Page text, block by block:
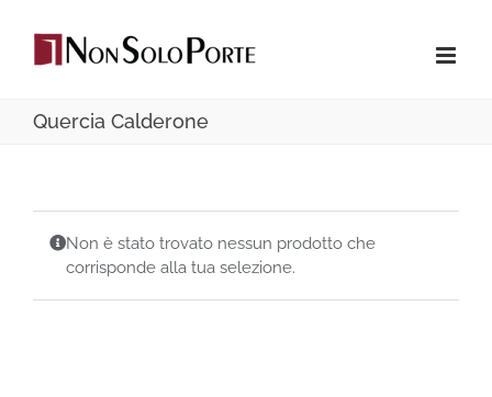
contenuto
Quercia Calderone
Non è stato trovato nessun prodotto che
corrisponde alla tua selezione.